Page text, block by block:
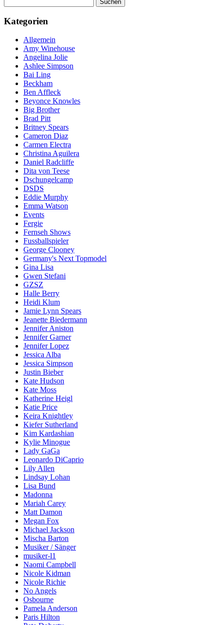
nach:
Kategorien
Allgemein
Amy Winehouse
Angelina Jolie
Ashlee Simpson
Bai Ling
Beckham
Ben Affleck
Beyonce Knowles
Big Brother
Brad Pitt
Britney Spears
Cameron Diaz
Carmen Electra
Christina Aguilera
Daniel Radcliffe
Dita von Teese
Dschungelcamp
DSDS
Eddie Murphy
Emma Watson
Events
Fergie
Fernseh Shows
Fussballspieler
George Clooney
Germany's Next Topmodel
Gina Lisa
Gwen Stefani
GZSZ
Halle Berry
Heidi Klum
Jamie Lynn Spears
Jeanette Biedermann
Jennifer Aniston
Jennifer Garner
Jennifer Lopez
Jessica Alba
Jessica Simpson
Justin Bieber
Kate Hudson
Kate Moss
Katherine Heigl
Katie Price
Keira Knightley
Kiefer Sutherland
Kim Kardashian
Kylie Minogue
Lady GaGa
Leonardo DiCaprio
Lily Allen
Lindsay Lohan
Lisa Bund
Madonna
Mariah Carey
Matt Damon
Megan Fox
Michael Jackson
Mischa Barton
Musiker / Sänger
musiker-l1
Naomi Campbell
Nicole Kidman
Nicole Richie
No Angels
Osbourne
Pamela Anderson
Paris Hilton